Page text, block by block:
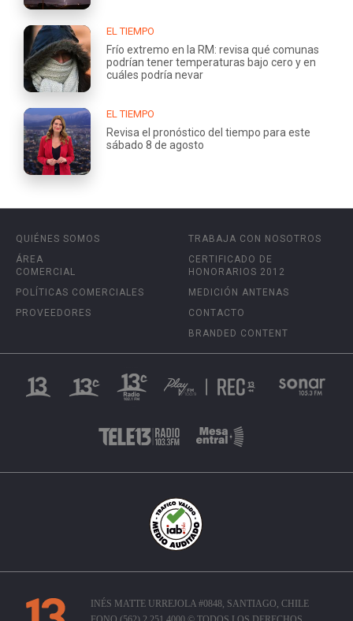
EL TIEMPO
Frío extremo en la RM: revisa qué comunas
podrían tener temperaturas bajo cero y en
cuáles podría nevar
EL TIEMPO
Revisa el pronóstico del tiempo para este
sábado 8 de agosto
QUIÉNES SOMOS
ÁREA
COMERCIAL
POLÍTICAS COMERCIALES
PROVEEDORES
TRABAJA CON NOSOTROS
CERTIFICADO DE
HONORARIOS 2012
MEDICIÓN ANTENAS
CONTACTO
BRANDED CONTENT
INÉS MATTE URREJOLA #0848, SANTIAGO, CHILE